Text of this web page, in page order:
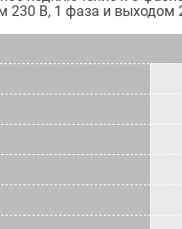
230 В, 1 фаза и выходом